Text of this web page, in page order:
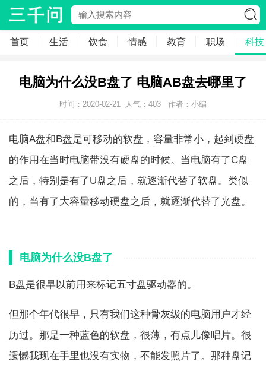
首页 生活 饮食 情感 教育 职场 科技
电脑为什么没B盘了 电脑AB盘去哪里了
时间：2020-02-21 人气： 403 作者：小编
电脑A盘和B盘是可移动的软盘，容量非常小，起到硬盘
的作用在当时电脑带没有硬盘的时候。当电脑有了C盘
之后，特别是有了U盘之后，就逐渐代替了软盘。类似
的，当有了大容量移动硬盘之后，就逐渐代替了光盘。
电脑为什么没B盘了
B盘是很早以前用来标记五寸盘驱动器的。
但那个年代很早，只有我们这种骨灰级的电脑用户才经
历过。那是一种蓝色的软盘，很薄，有点儿像唱片。很
遗憾我现在手里也没有实物，不能发照片了。那种盘记